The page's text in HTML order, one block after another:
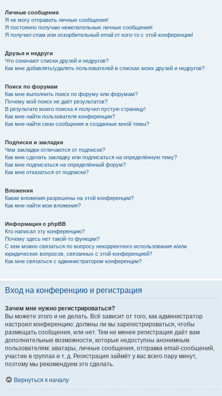
Личные сообщения
Я не могу отправить личные сообщения!
Я постоянно получаю нежелательные личные сообщения!
Я получил спам или оскорбительный email от кого-то с этой конференции!
Друзья и недруги
Что означают списки друзей и недругов?
Как мне добавлять/удалять пользователей в списках моих друзей и недругов?
Поиск по форумам
Как мне выполнить поиск по форуму или форумам?
Почему мой поиск не даёт результатов?
В результате моего поиска я получил пустую страницу!
Как мне найти пользователя конференции?
Как мне найти свои сообщения и созданные мной темы?
Подписки и закладки
Чем закладки отличаются от подписок?
Как мне сделать закладку или подписаться на определённую тему?
Как мне подписаться на определённый форум?
Как мне отказаться от подписки?
Вложения
Какие вложения разрешены на этой конференции?
Как мне найти мои вложения?
Информация о phpBB
Кто написал эту конференцию?
Почему здесь нет такой-то функции?
С кем можно связаться по вопросу некорректного использования и/или
юридических вопросов, связанных с этой конференцией?
Как мне связаться с администратором конференции?
Вход на конференцию и регистрация
Зачем мне нужно регистрироваться?
Вы можете этого и не делать. Всё зависит от того, как администратор
настроил конференцию: должны ли вы зарегистрироваться, чтобы
размещать сообщения, или нет. Тем не менее регистрация даёт вам
дополнительные возможности, которые недоступны анонимным
пользователям: аватары, личные сообщения, отправка email-сообщений,
участие в группах и т. д. Регистрация займёт у вас всего пару минут,
поэтому мы рекомендуем это сделать.
Вернуться к началу